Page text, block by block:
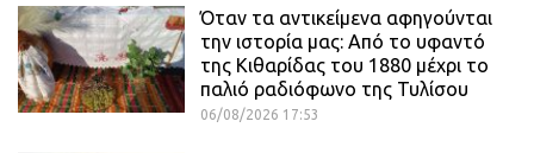
Όταν τα αντικείμενα αφηγούνται
την ιστορία μας: Από το υφαντό
της Κιθαρίδας του 1880 μέχρι το
παλιό ραδιόφωνο της Τυλίσου
06/08/2026 17:53